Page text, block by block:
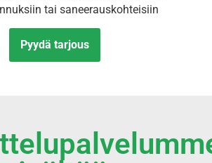
tai saneerauskohteisiin
Pyydä tarjous